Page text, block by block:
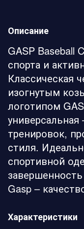
Описание
GASP Baseball
спорта и
Классическая
изогнутым
логотипом
тренировок,
стиля.
спортивной
завершенность
Gasp –
Характеристики